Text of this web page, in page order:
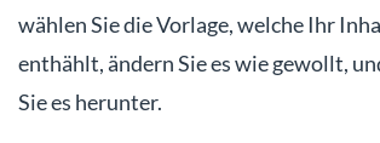
wählen Sie die Vorlage, welche Ihr
enthählt, ändern Sie es wie gewollt,
Sie es herunter.